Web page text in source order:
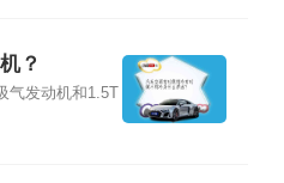
？
发动机和1.5T